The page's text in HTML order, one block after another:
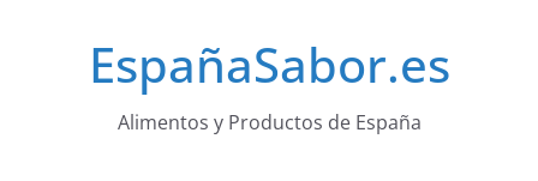
EspañaSabor.es
Alimentos y Productos de España